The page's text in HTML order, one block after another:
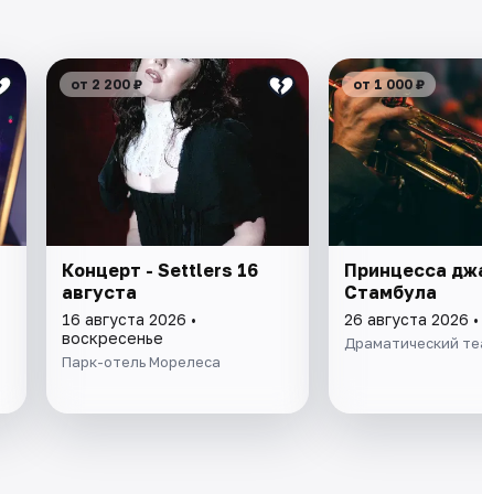
от 2 200 ₽
Концерт - Settlers 16
августа
16 августа 2026 •
воскресенье
Парк-отель Морелеса
от 1 000 ₽
Принцесса
Стамбула
26 августа 2026
Драматический